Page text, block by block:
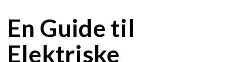
En Guide til
Elektriske